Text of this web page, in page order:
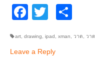
Facebook
Twitter
art drawing ipad xman วาด วา
Leave a Reply